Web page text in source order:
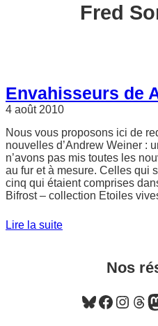
Fred
Envahisseurs de
4 août 2010
Nous vous proposons ici de
nouvelles d’Andrew Weiner :
n’avons pas mis toutes les
au fur et à mesure. Celles qui
cinq qui étaient comprises
Bifrost – collection Etoiles
Lire la suite
Nos
Bluesky Facebook Instagram Threads Mastodon